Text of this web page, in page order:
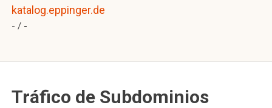
katalog.eppinger.de
- / -
Tráfico de Subdominios